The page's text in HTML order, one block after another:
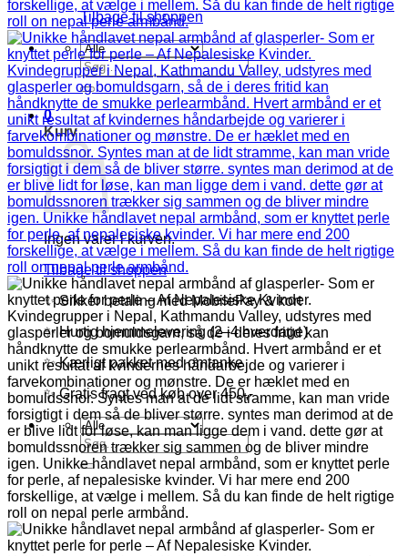
Tilbage til shoppen
Søg
efter:
0
Kurv
Ingen varer i kurven.
Tilbage til shoppen
✨ Sikker betaling med MobilePay & kort
✨ Hurtig hjemmelevering (2–4 hverdage)
✨ Kærligt pakket med omtanke
✨ Gratis fragt ved køb over 450,-
Søg
efter: